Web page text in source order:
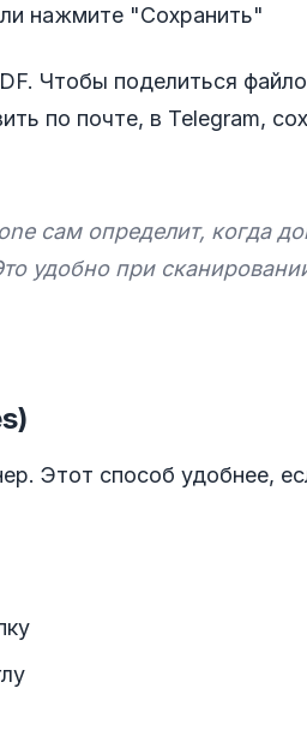
нажмите "Сохранить"
Чтобы поделиться
по почте, в Telegram,
сам определит, когда
удобно при
Этот способ удобнее,